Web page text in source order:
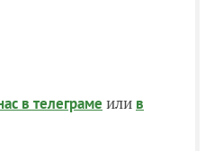
в телеграме или в